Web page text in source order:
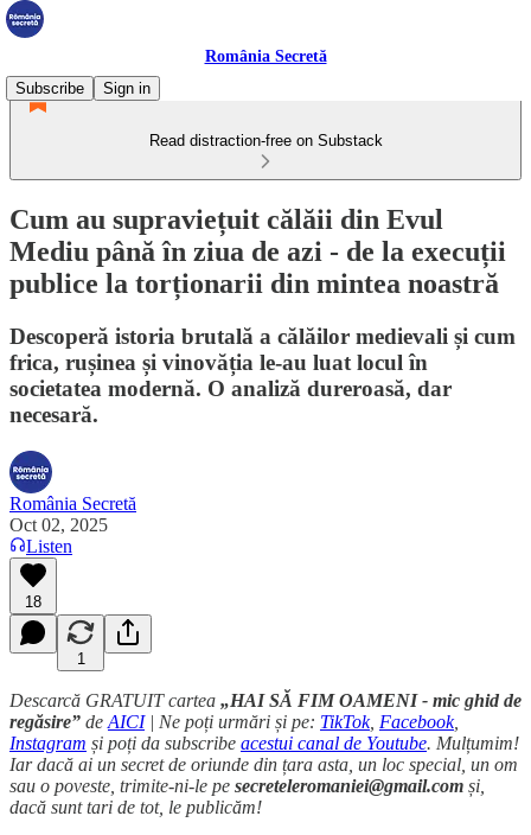
România Secretă
Subscribe
Sign in
Read distraction-free on Substack
Cum au supraviețuit călăii din Evul
Mediu până în ziua de azi - de la execuții
publice la torționarii din mintea noastră
Descoperă istoria brutală a călăilor medievali și cum
frica, rușinea și vinovăția le-au luat locul în
societatea modernă. O analiză dureroasă, dar
necesară.
România Secretă
Oct 02, 2025
Listen
18
1
Descarcă GRATUIT cartea „HAI SĂ FIM OAMENI - mic ghid de
regăsire” de AICI| Ne poți urmări și pe: TikTok, Facebook,
Instagram și poți da subscribe acestui canal de Youtube. Mulțumim!
Iar dacă ai un secret de oriunde din țara asta, un loc special, un om
sau o poveste, trimite-ni-le pe secreteleromaniei@gmail.com și,
dacă sunt tari de tot, le publicăm!